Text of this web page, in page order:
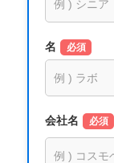
名 必須
会社名 必須